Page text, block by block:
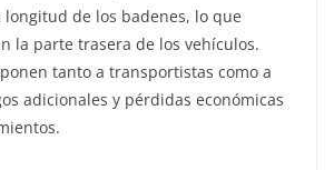
de los badenes, lo que
la parte trasera de los vehículos.
tanto a transportistas como a
adicionales y pérdidas económicas